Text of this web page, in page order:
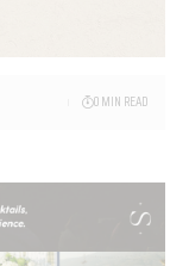
0 MIN READ